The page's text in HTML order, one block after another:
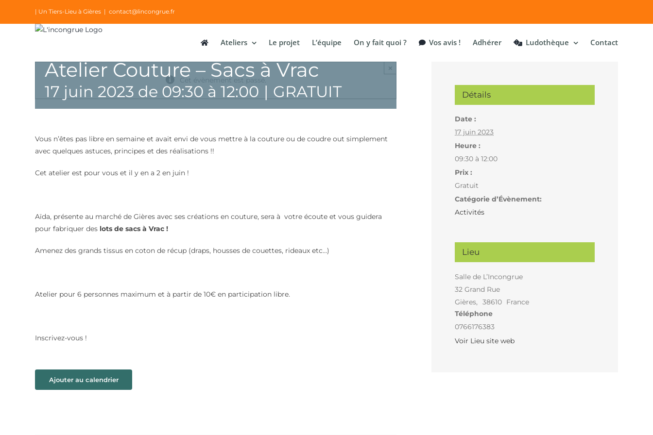
| Un Tiers-Lieu à Gières | contact@lincongrue.fr
Ateliers Le projet L’équipe On y fait quoi ? Vos avis ! Adhérer Ludothèque Contact
Cet évènement est passé.
×
Atelier Couture – Sacs à Vrac
17 juin 2023 de 09:30 à 12:00 | GRATUIT
Vous n’êtes pas libre en semaine et avait envi de vous mettre à la couture ou de coudre out simplement
avec quelques astuces, principes et des réalisations !!
Cet atelier est pour vous et il y en a 2 en juin !
Aïda, présente au marché de Gières avec ses créations en couture, sera à votre écoute et vous guidera
pour fabriquer des lots de sacs à Vrac !
Amenez des grands tissus en coton de récup (draps, housses de couettes, rideaux etc…)
Atelier pour 6 personnes maximum et à partir de 10€ en participation libre.
Inscrivez-vous !
Ajouter au calendrier
Détails
Date :
17 juin 2023
Heure :
09:30 à 12:00
Prix :
Gratuit
Catégorie d’Évènement:
Activités
Lieu
Salle de L’Incongrue
32 Grand Rue
Gières, 38610 France
Téléphone
0766176383
Voir Lieu site web